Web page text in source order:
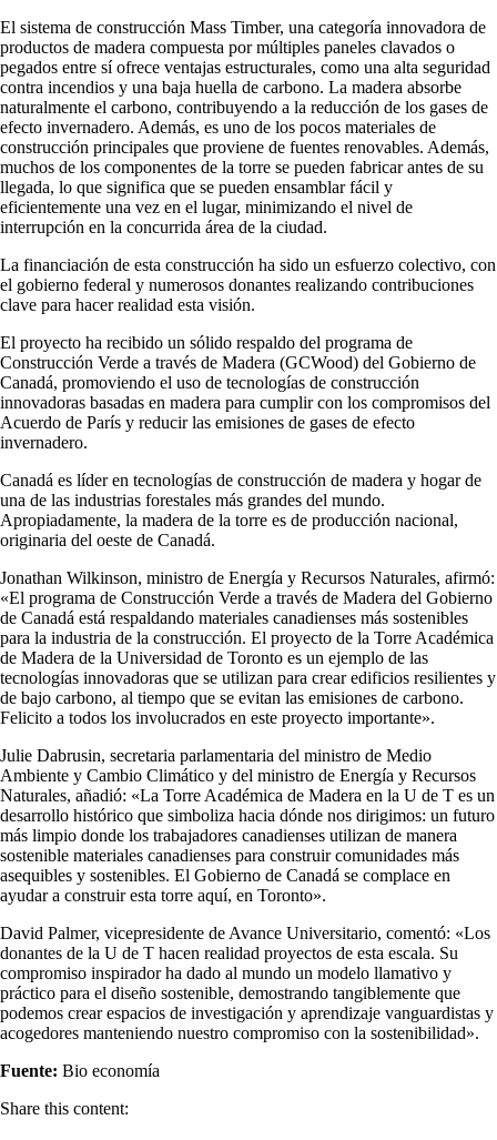
El sistema de construcción Mass Timber, una categoría innovadora de
productos de madera compuesta por múltiples paneles clavados o
pegados entre sí ofrece ventajas estructurales, como una alta seguridad
contra incendios y una baja huella de carbono. La madera absorbe
naturalmente el carbono, contribuyendo a la reducción de los gases de
efecto invernadero. Además, es uno de los pocos materiales de
construcción principales que proviene de fuentes renovables. Además,
muchos de los componentes de la torre se pueden fabricar antes de su
llegada, lo que significa que se pueden ensamblar fácil y
eficientemente una vez en el lugar, minimizando el nivel de
interrupción en la concurrida área de la ciudad.
La financiación de esta construcción ha sido un esfuerzo colectivo, con
el gobierno federal y numerosos donantes realizando contribuciones
clave para hacer realidad esta visión.
El proyecto ha recibido un sólido respaldo del programa de
Construcción Verde a través de Madera (GCWood) del Gobierno de
Canadá, promoviendo el uso de tecnologías de construcción
innovadoras basadas en madera para cumplir con los compromisos del
Acuerdo de París y reducir las emisiones de gases de efecto
invernadero.
Canadá es líder en tecnologías de construcción de madera y hogar de
una de las industrias forestales más grandes del mundo.
Apropiadamente, la madera de la torre es de producción nacional,
originaria del oeste de Canadá.
Jonathan Wilkinson, ministro de Energía y Recursos Naturales, afirmó:
«El programa de Construcción Verde a través de Madera del Gobierno
de Canadá está respaldando materiales canadienses más sostenibles
para la industria de la construcción. El proyecto de la Torre Académica
de Madera de la Universidad de Toronto es un ejemplo de las
tecnologías innovadoras que se utilizan para crear edificios resilientes y
de bajo carbono, al tiempo que se evitan las emisiones de carbono.
Felicito a todos los involucrados en este proyecto importante».
Julie Dabrusin, secretaria parlamentaria del ministro de Medio
Ambiente y Cambio Climático y del ministro de Energía y Recursos
Naturales, añadió: «La Torre Académica de Madera en la U de T es un
desarrollo histórico que simboliza hacia dónde nos dirigimos: un futuro
más limpio donde los trabajadores canadienses utilizan de manera
sostenible materiales canadienses para construir comunidades más
asequibles y sostenibles. El Gobierno de Canadá se complace en
ayudar a construir esta torre aquí, en Toronto».
David Palmer, vicepresidente de Avance Universitario, comentó: «Los
donantes de la U de T hacen realidad proyectos de esta escala. Su
compromiso inspirador ha dado al mundo un modelo llamativo y
práctico para el diseño sostenible, demostrando tangiblemente que
podemos crear espacios de investigación y aprendizaje vanguardistas y
acogedores manteniendo nuestro compromiso con la sostenibilidad».
Fuente: Bio economía
Share this content: